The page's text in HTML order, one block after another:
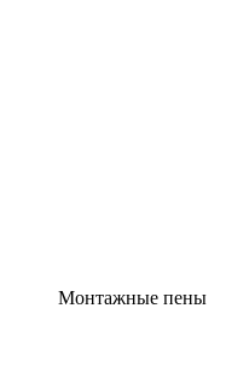
Монтажные пены